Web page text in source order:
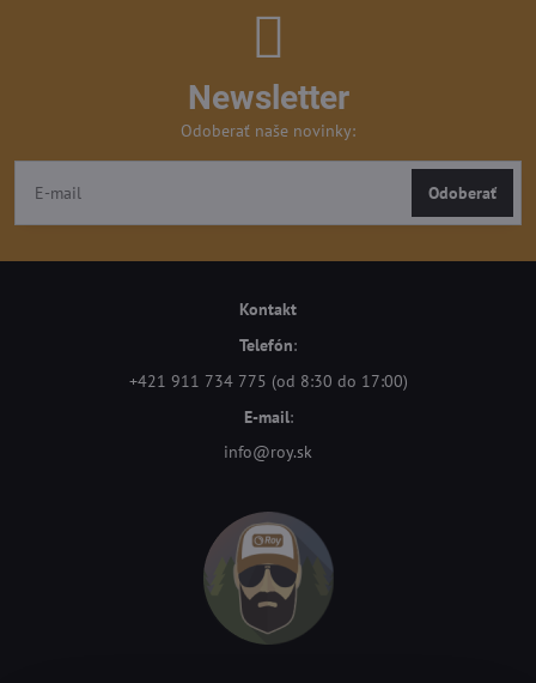
Newsletter
Odoberať naše novinky:
Odoberať
Kontakt
Telefón:
+421 911 734 775 (od 8:30 do 17:00)
E-mail:
info@roy.sk